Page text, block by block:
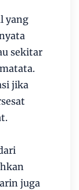
yang
sekitar
jika
juga